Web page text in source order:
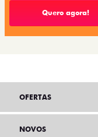
Quero agora!
OFERTAS
NOVOS